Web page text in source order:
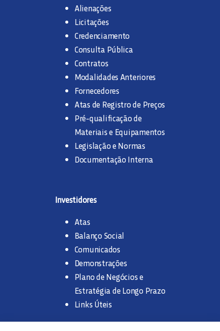
Alienações
Licitações
Credenciamento
Consulta Pública
Contratos
Modalidades Anteriores
Fornecedores
Atas de Registro de Preços
Pré-qualificação de
Materiais e Equipamentos
Legislação e Normas
Documentação Interna
Investidores
Atas
Balanço Social
Comunicados
Demonstrações
Plano de Negócios e
Estratégia de Longo Prazo
Links Úteis